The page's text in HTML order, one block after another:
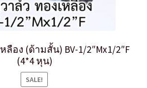
อง (ด้ามสั้น) BV-1/2″Mx1/2″F
(4*4 หุน)
SALE!